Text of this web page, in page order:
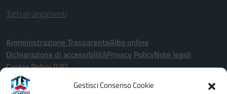
Gestisci Consenso Cookie
Tutti gli argomenti
Amministrazione TrasparenteAlbo online
Dichiarazione di accessibilitàPrivacy PolicyNote legali
Cookie Policy (UE)
Seguici su: